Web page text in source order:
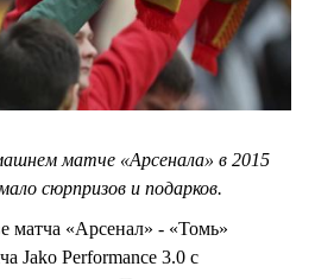
матче «Арсенала» в 2015
сюрпризов и подарков.
матча «Арсенал» - «Томь»
Jako Performance 3.0 с